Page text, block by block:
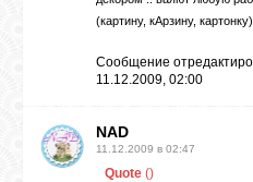
(картину, кАрзину, картонку)
Сообщение
11.12.2009, 02:00
NAD
11.12.2009 в 02:47
Quote ()